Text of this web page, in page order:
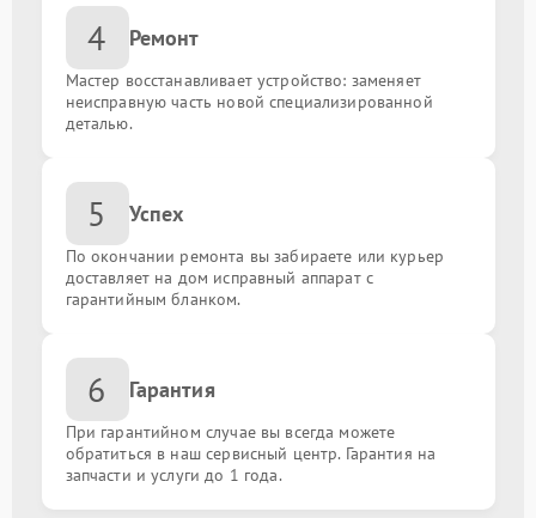
Сброс до заводских настроек
Замена вибромотора
Замена процессора
Замена шлейфа от 930.00 ₽
Восстановление корпуса
Защита гидрогелевой пленкой
4 Ремонт
Мастер восстанавливает устройство: заменяет
неисправную часть новой специализированной
деталью.
5 Успех
По окончании ремонта вы забираете или курьер
доставляет на дом исправный аппарат с
гарантийным бланком.
6 Гарантия
При гарантийном случае вы всегда можете
обратиться в наш сервисный центр. Гарантия на
запчасти и услуги до 1 года.